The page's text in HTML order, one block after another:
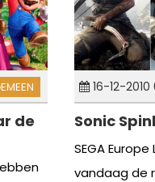
de
16-12-2010
Sonic
SEGA
vandaag de